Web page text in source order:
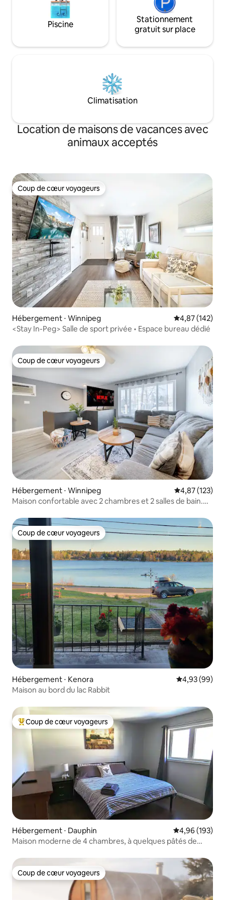
Piscine
Stationnement
gratuit sur place
Climatisation
Location de maisons de vacances avec
animaux acceptés
Coup de cœur voyageurs
Coup de cœur voyageurs
Hébergement ⋅ Winnipeg Évaluation
4,87 (142)
<Stay In-Peg> Salle de sport privée • Espace bureau dédié
Coup de cœur voyageurs
Coup de cœur voyageurs
Hébergement ⋅ Winnipeg Évaluation
4,87 (123)
Maison confortable avec 2 chambres et 2 salles de bain.
Coup de cœur voyageurs
Coup de cœur voyageurs
Hébergement ⋅ Kenora Évaluation
4,93 (99)
Maison au bord du lac Rabbit
Coups de cœur voyageurs les plus appréciés
Coup de cœur voyageurs
Hébergement ⋅ Dauphin Évaluation
4,96 (193)
Maison moderne de 4 chambres, à quelques pâtés de
Coup de cœur voyageurs
Coup de cœur voyageurs